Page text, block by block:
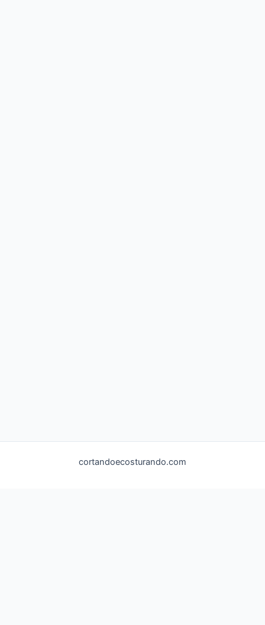
cortandoecosturando.com